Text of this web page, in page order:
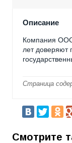
Описание
Компания
лет доверяют
Страница
Смотрите